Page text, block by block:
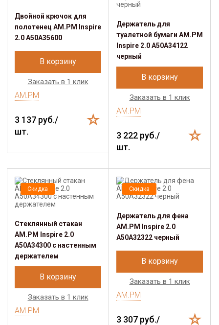
Двойной крючок для
полотенец AM.PM Inspire
2.0 A50A35600
В корзину
Заказать в 1 клик
AM.PM
3 137 руб./
шт.
Держатель для
туалетной бумаги AM.PM
Inspire 2.0 A50A34122
черный
В корзину
Заказать в 1 клик
AM.PM
3 222 руб./
шт.
Скидка
Стеклянный стакан
AM.PM Inspire 2.0
A50A34300 с настенным
держателем
В корзину
Заказать в 1 клик
AM.PM
Скидка
Держатель для фена
AM.PM Inspire 2.0
A50A32322 черный
В корзину
Заказать в 1 клик
AM.PM
3 307 руб./